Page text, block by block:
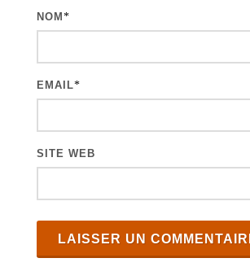
NOM *
EMAIL*
SITE WEB